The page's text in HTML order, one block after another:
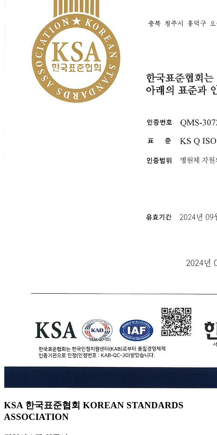
KSA 한국표준협회 KOREAN STANDARDS
ASSOCIATION